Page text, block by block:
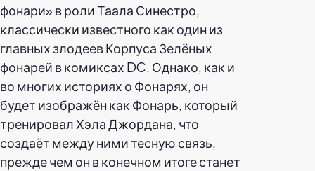
фонари» в роли Таала Синестро,
классически известного как один из
главных злодеев Корпуса Зелёных
фонарей в комиксах DC. Однако, как и
во многих историях о Фонарях, он
будет изображён как Фонарь, который
тренировал Хэла Джордана, что
создаёт между ними тесную связь,
прежде чем он в конечном итоге станет